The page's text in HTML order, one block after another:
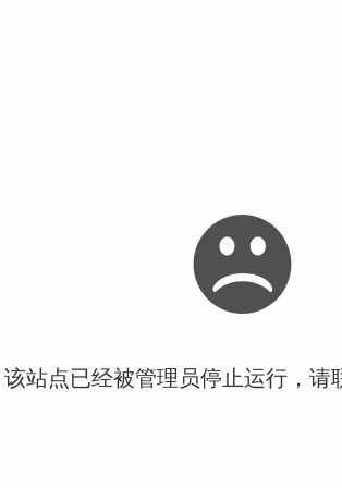
站点已经被管理员停止运行，请